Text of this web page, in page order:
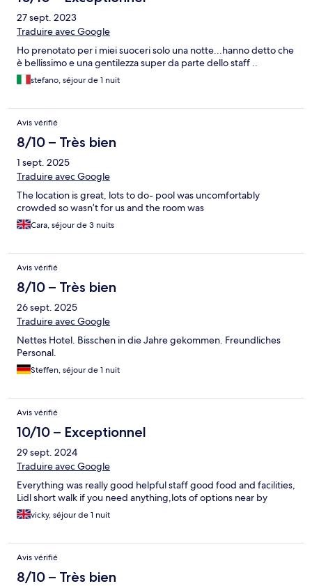
27 sept. 2023
Traduire avec Google
Ho prenotato per i miei suoceri solo una notte...hanno detto che
è bellissimo e una gentilezza super da parte dello staff ..
stefano, séjour de 1 nuit
Avis vérifié
8/10 – Très bien
1 sept. 2025
Traduire avec Google
The location is great, lots to do- pool was uncomfortably
crowded so wasn’t for us and the room was
Cara, séjour de 3 nuits
Avis vérifié
8/10 – Très bien
26 sept. 2025
Traduire avec Google
Nettes Hotel. Bisschen in die Jahre gekommen. Freundliches
Personal.
Steffen, séjour de 1 nuit
Avis vérifié
10/10 – Exceptionnel
29 sept. 2024
Traduire avec Google
Everything was really good helpful staff good food and facilities,
Lidl short walk if you need anything,lots of options near by
vicky, séjour de 1 nuit
Avis vérifié
8/10 – Très bien